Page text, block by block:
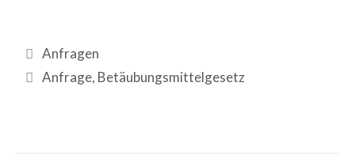
Anfragen
Anfrage, Betäubungsmittelgesetz